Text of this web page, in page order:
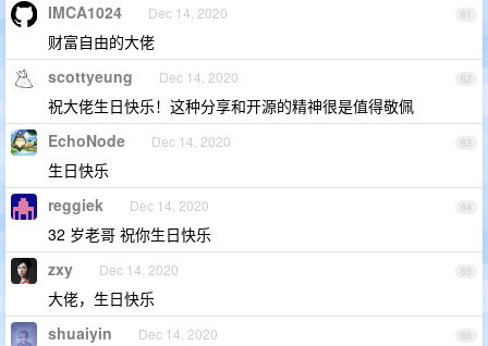
61
IMCA1024 Dec 14, 2020
财富自由的大佬
62
scottyeung Dec 14, 2020
祝大佬生日快乐！这种分享和开源的精神很是值得敬佩
63
EchoNode Dec 14, 2020
生日快乐
64
reggiek Dec 14, 2020
32 岁老哥 祝你生日快乐
65
zxy Dec 14, 2020
大佬，生日快乐
66
shuaiyin Dec 14, 2020